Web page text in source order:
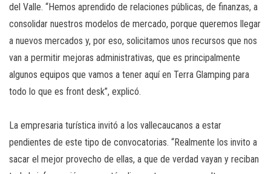
del Valle. “Hemos aprendido de relaciones públicas, de finanzas, a
consolidar nuestros modelos de mercado, porque queremos llegar
a nuevos mercados y, por eso, solicitamos unos recursos que nos
van a permitir mejoras administrativas, que es principalmente
algunos equipos que vamos a tener aquí en Terra Glamping para
todo lo que es front desk”, explicó.
La empresaria turística invitó a los vallecaucanos a estar
pendientes de este tipo de convocatorias. “Realmente los invito a
sacar el mejor provecho de ellas, a que de verdad vayan y reciban